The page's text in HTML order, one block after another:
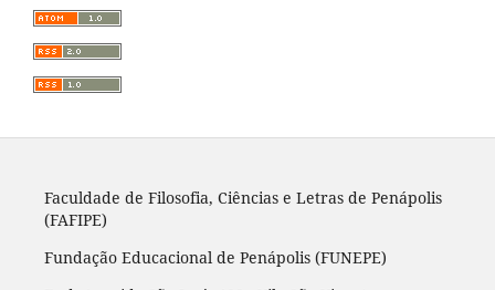
Faculdade de Filosofia, Ciências e Letras de Penápolis
(FAFIPE)
Fundação Educacional de Penápolis (FUNEPE)